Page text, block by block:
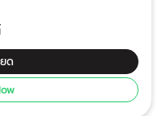
มใสกัน
คลียร์ทำความสะอาดผิว
อดฝุ่น มีตัวอย่างผลงาน
งติดฟิล์ม
ด